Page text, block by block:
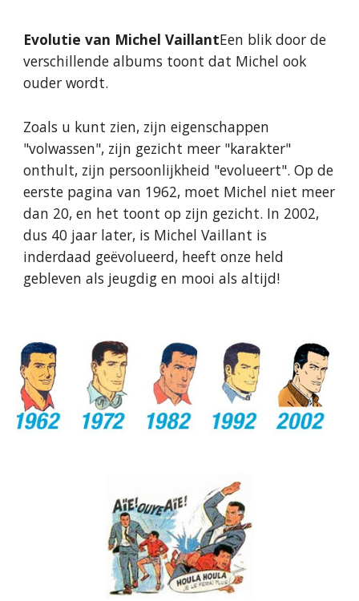
Evolutie van Michel VaillantEen blik door de
verschillende albums toont dat Michel ook
ouder wordt.
Zoals u kunt zien, zijn eigenschappen
"volwassen", zijn gezicht meer "karakter"
onthult, zijn persoonlijkheid "evolueert". Op de
eerste pagina van 1962, moet Michel niet meer
dan 20, en het toont op zijn gezicht. In 2002,
dus 40 jaar later, is Michel Vaillant is
inderdaad geëvolueerd, heeft onze held
gebleven als jeugdig en mooi als altijd!